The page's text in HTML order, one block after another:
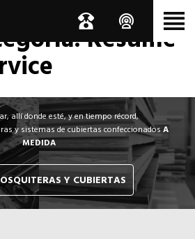
de la
Resume
allí donde esté, y en tiempo récord,
y sistemas de cubiertas confeccionadosA
MEDIDA
Y CUBIERTAS